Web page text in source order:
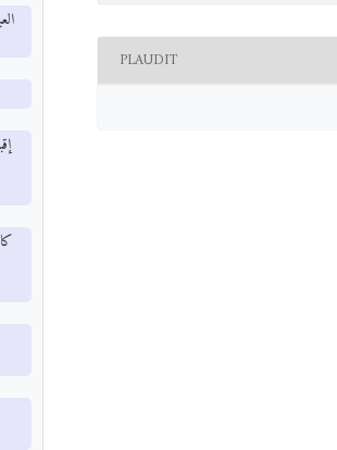
PLAUDIT